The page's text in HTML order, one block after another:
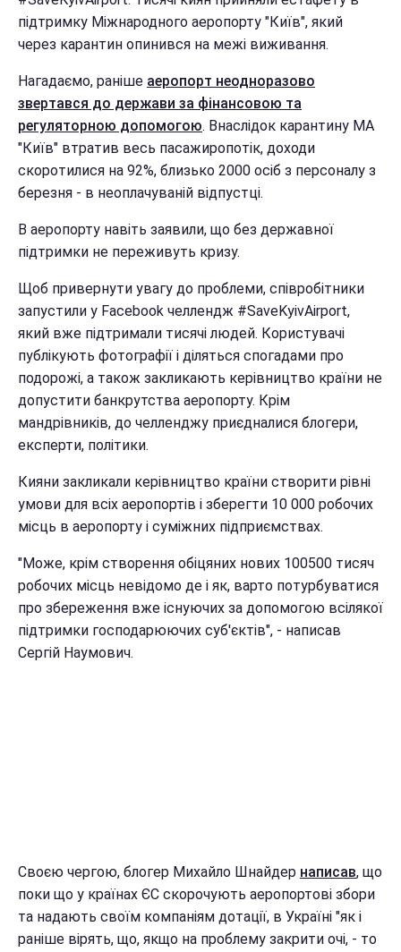
підтримку Міжнародного аеропорту "Київ", який
через карантин опинився на межі виживання.
Нагадаємо, раніше аеропорт неодноразово
звертався до держави за фінансовою та
регуляторною допомогою. Внаслідок карантину МА
"Київ" втратив весь пасажиропотік, доходи
скоротилися на 92%, близько 2000 осіб з персоналу з
березня - в неоплачуваній відпустці.
В аеропорту навіть заявили, що без державної
підтримки не переживуть кризу.
Щоб привернути увагу до проблеми, співробітники
запустили у Facebook челлендж #SaveKyivAirport,
який вже підтримали тисячі людей. Користувачі
публікують фотографії і діляться спогадами про
подорожі, а також закликають керівництво країни не
допустити банкрутства аеропорту. Крім
мандрівників, до челленджу приєдналися блогери,
експерти, політики.
Кияни закликали керівництво країни створити рівні
умови для всіх аеропортів і зберегти 10 000 робочих
місць в аеропорту і суміжних підприємствах.
"Може, крім створення обіцяних нових 100500 тисяч
робочих місць невідомо де і як, варто потурбуватися
про збереження вже існуючих за допомогою всілякої
підтримки господарюючих суб'єктів", - написав
Сергій Наумович.
Своєю чергою, блогер Михайло Шнайдер написав, що
поки що у країнах ЄС скорочують аеропортові збори
та надають своїм компаніям дотації, в Україні "як і
раніше вірять, що, якщо на проблему закрити очі, - то